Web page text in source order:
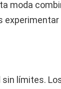
moda
límites.